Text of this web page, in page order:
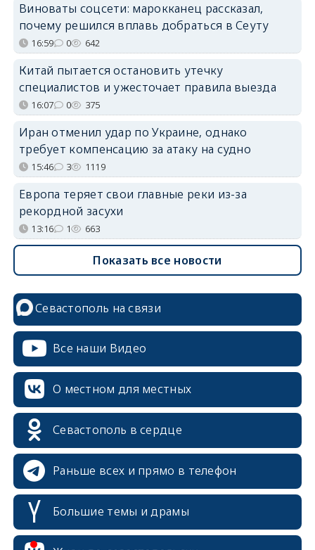
Виноваты соцсети: марокканец рассказал,
почему решился вплавь добраться в Сеуту
16:59 0 642
Китай пытается остановить утечку
специалистов и ужесточает правила выезда
16:07 0 375
Иран отменил удар по Украине, однако
требует компенсацию за атаку на судно
15:46 3 1119
Европа теряет свои главные реки из-за
рекордной засухи
13:16 1 663
Показать все новости
Севастополь на связи
Все наши Видео
О местном для местных
Севастополь в сердце
Раньше всех и прямо в телефон
Большие темы и драмы
erid: 2SDnjcrDNw6